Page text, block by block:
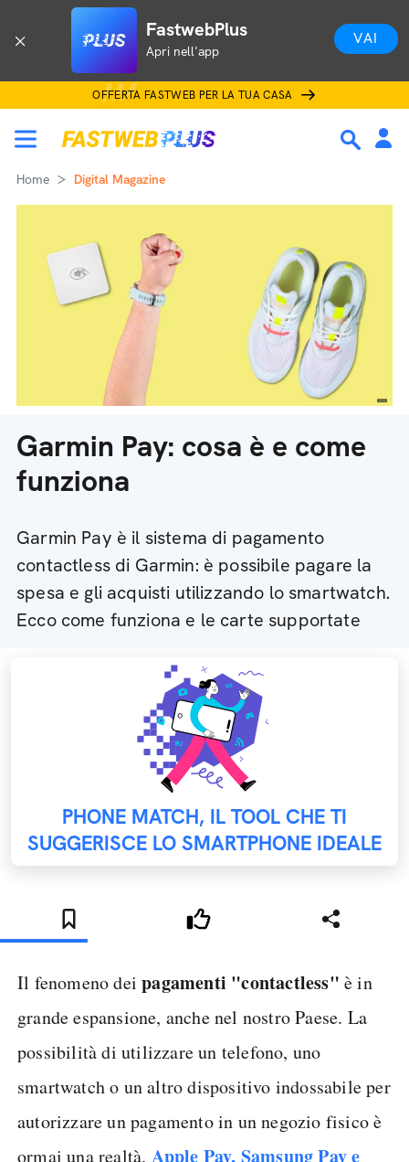
FastwebPlus
Apri nell'app
VAI
OFFERTA FASTWEB PER LA TUA CASA
Home Digital Magazine
Garmin Pay: cosa è e come
funziona
Garmin Pay è il sistema di pagamento
contactless di Garmin: è possibile pagare la
spesa e gli acquisti utilizzando lo smartwatch.
Ecco come funziona e le carte supportate
PHONE MATCH, IL TOOL CHE TI
SUGGERISCE LO SMARTPHONE IDEALE
Il fenomeno deipagamenti "contactless" è in
grande espansione, anche nel nostro Paese. La
possibilità di utilizzare un telefono, uno
smartwatch o un altro dispositivo indossabile per
autorizzare un pagamento in un negozio fisico è
ormai una realtà. Apple Pay, Samsung Pay e